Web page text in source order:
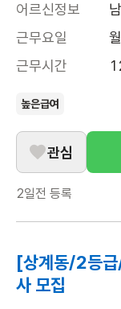
어르신정보
근무요일
근무시간
높은급여
관심
2일전 등록
[상계동/2등
사 모집